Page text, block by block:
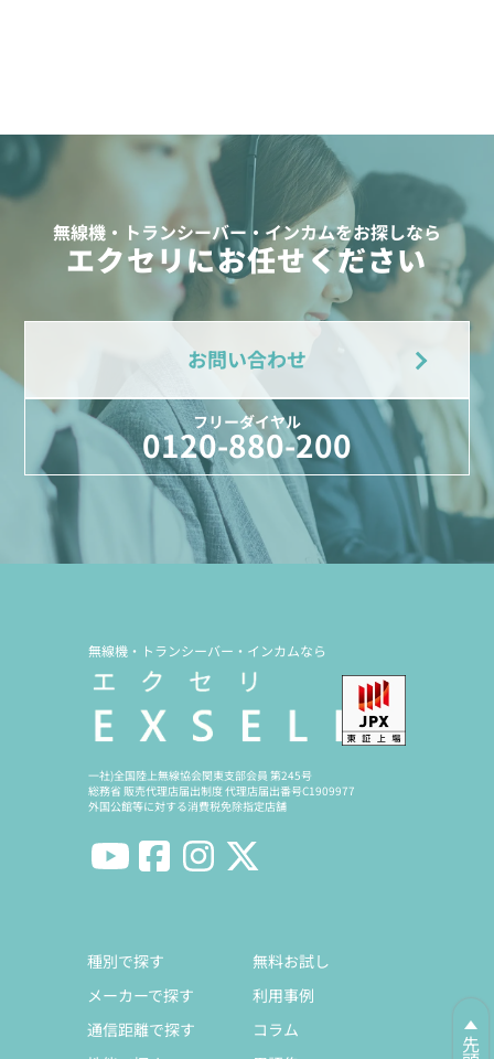
無線機・トランシーバー・インカムをお探しなら
エクセリにお任せください
お問い合わせ
フリーダイヤル
0120-880-200
無線機・トランシーバー・インカムなら
一社)全国陸上無線協会関東支部会員 第245号
総務省 販売代理店届出制度 代理店届出番号C1909977
外国公館等に対する消費税免除指定店舗
種別で探す
メーカーで探す
通信距離で探す
無料お試し
利用事例
コラム